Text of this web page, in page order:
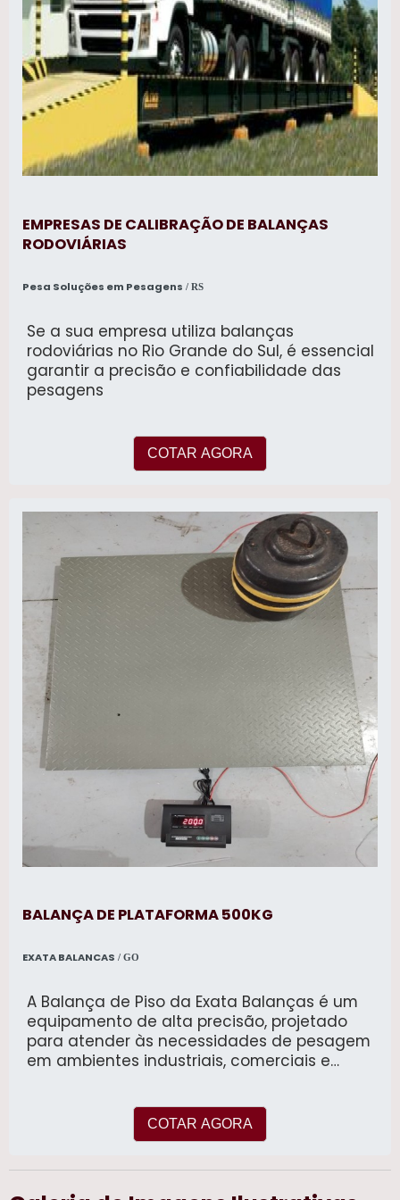
EMPRESAS DE CALIBRAÇÃO DE BALANÇAS
RODOVIÁRIAS
Pesa Soluções em Pesagens / RS
Se a sua empresa utiliza balanças
rodoviárias no Rio Grande do Sul, é essencial
garantir a precisão e confiabilidade das
pesagens
COTAR AGORA
BALANÇA DE PLATAFORMA 500KG
EXATA BALANCAS / GO
A Balança de Piso da Exata Balanças é um
equipamento de alta precisão, projetado
para atender às necessidades de pesagem
em ambientes industriais, comerciais e
pesagem de cargas variadas, oferecendo
robustez, durabilidade e precisão. Disponível
COTAR AGORA